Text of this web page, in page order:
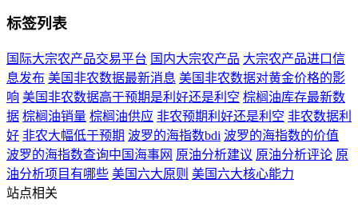
标签列表
国际大宗农产品交易平台 国内大宗农产品 大宗农产品进口信
息发布 美国非农数据最新消息 美国非农数据对黄金价格的影
响 美国非农数据高于预期是利好还是利空 棕榈油库存最新数
据 棕榈油销量 棕榈油供应 非农预期利好还是利空 非农数据利
好 非农大幅低于预期 波罗的海指数bdi 波罗的海指数的价值
波罗的海指数查询中国海事网 原油分析建议 原油分析评论 原
油分析项目有哪些 美国六大原则 美国六大核心能力
站点相关